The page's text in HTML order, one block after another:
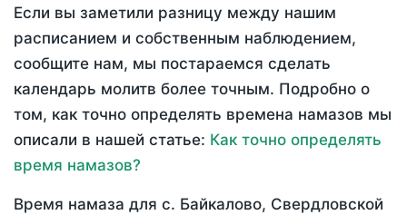
Если вы заметили разницу между нашим
расписанием и собственным наблюдением,
сообщите нам, мы постараемся сделать
календарь молитв более точным. Подробно о
том, как точно определять времена намазов мы
описали в нашей статье: Как точно определять
время намазов?
Время намаза для с. Байкалово, Свердловской